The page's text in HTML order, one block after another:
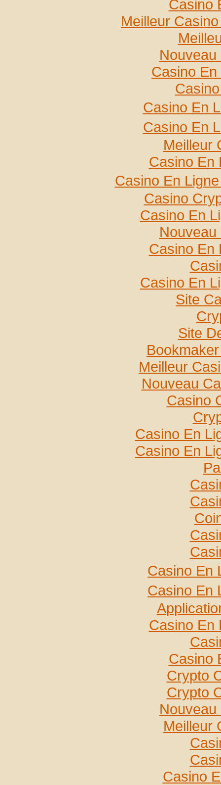
Casino
Meilleur
Casino
Casino En
Casino En
Meilleur
Casino En
Casino En
Casino
Casino En
Casino En
Casino En
Site
Site
Meilleur
Nouveau
Casino
Casino En
Casino En
Casino En
Casino En
Casino En
Casino
Crypto
Crypto
Meilleur
Casino